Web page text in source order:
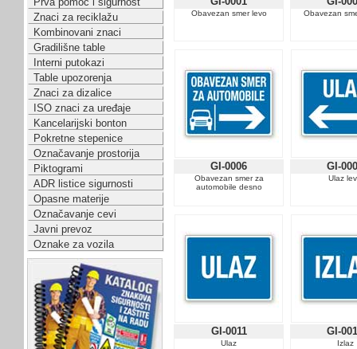
Znaci za reciklažu
Kombinovani znaci
Gradilišne table
Interni putokazi
Table upozorenja
Znaci za dizalice
ISO znaci za uređaje
Kancelarijski bonton
Pokretne stepenice
Označavanje prostorija
Piktogrami
ADR listice sigurnosti
Opasne materije
Označavanje cevi
Javni prevoz
Oznake za vozila
Obavezan smer levo Obavezan
GI-0006
Obavezan smer za
automobile desno
GI-
Ulaz
GI-0011
Ulaz
GI-
Izlaz